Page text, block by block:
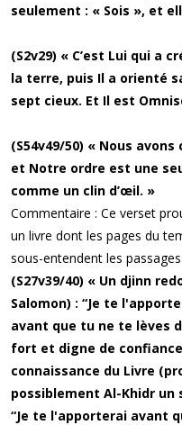
seulement : « Sois », et
(S2v29) « C’est Lui qui a
la terre, puis Il a orienté
sept cieux. Et Il est
(S54v49/50) « Nous
et Notre ordre est une
comme un clin d’œil. »
Commentaire : Ce verset
un livre dont les pages du
sous-entendent les
(S27v39/40) « Un djinn
Salomon) : “Je te
avant que tu ne te lèves
fort et digne de
connaissance du Livre
possiblement Al-Khidr un
“Je te l'apporterai avant